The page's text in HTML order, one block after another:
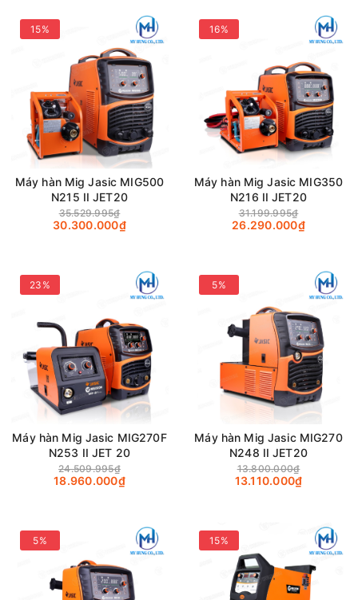
15%
Máy hàn Mig Jasic MIG500
N215 II JET20
35.529.995₫
30.300.000₫
16%
Máy hàn Mig Jasic MIG350
N216 II JET20
31.199.995₫
26.290.000₫
23%
Máy hàn Mig Jasic MIG270F
N253 II JET 20
24.509.995₫
18.960.000₫
5%
Máy hàn Mig Jasic MIG270
N248 II JET20
13.800.000₫
13.110.000₫
5% 15%